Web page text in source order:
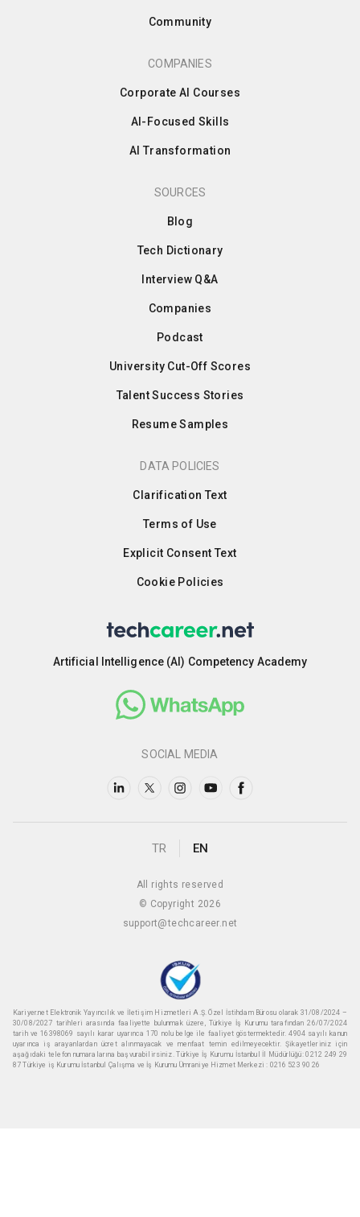
Community
COMPANIES
Corporate AI Courses
AI-Focused Skills
AI Transformation
SOURCES
Blog
Tech Dictionary
Interview Q&A
Companies
Podcast
University Cut-Off Scores
Talent Success Stories
Resume Samples
DATA POLICIES
Clarification Text
Terms of Use
Explicit Consent Text
Cookie Policies
Artificial Intelligence (AI) Competency Academy
SOCIAL MEDIA
TR EN
All rights reserved
© Copyright 2026
support@techcareer.net
Kariyer.net Elektronik Yayıncılık ve İletişim Hizmetleri A.Ş. Özel İstihdam Bürosu olarak 31/08/2024 –
30/08/2027 tarihleri arasında faaliyette bulunmak üzere, Türkiye İş Kurumu tarafından 26/07/2024
tarih ve 16398069 sayılı karar uyarınca 170 nolu belge ile faaliyet göstermektedir. 4904 sayılı kanun
uyarınca iş arayanlardan ücret alınmayacak ve menfaat temin edilmeyecektir. Şikayetleriniz için
aşağıdaki telefon numaralarına başvurabilirsiniz. Türkiye İş Kurumu İstanbul İl Müdürlüğü: 0212 249 29
87 Türkiye iş Kurumu İstanbul Çalışma ve İş Kurumu Ümraniye Hizmet Merkezi : 0216 523 90 26